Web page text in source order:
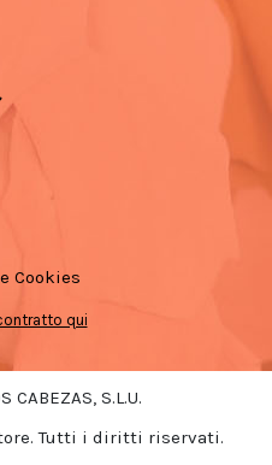
Cookies
qui
CABEZAS, S.L.U.
Tutti i diritti riservati.